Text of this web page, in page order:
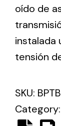
different
oído de
instalada
tensión
SKU:
Category: